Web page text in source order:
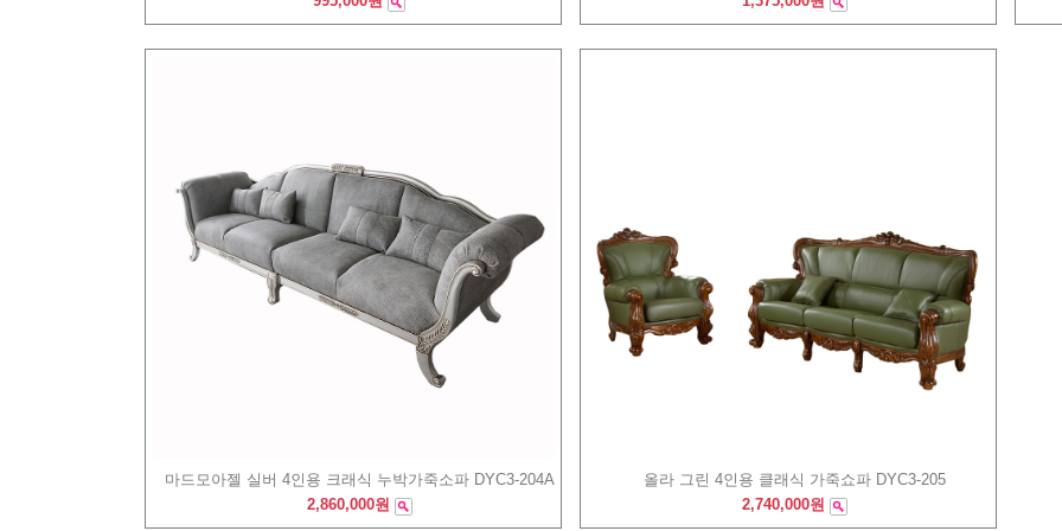
마드모아젤 실버 4인용 크래식 누박가죽소파 DYC3-204A
2,860,000원
올라 그린 4인용 클래식 가죽쇼파 DYC3-205
2,740,000원